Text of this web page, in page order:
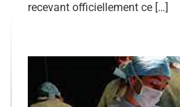
recevant officiellement ce […]